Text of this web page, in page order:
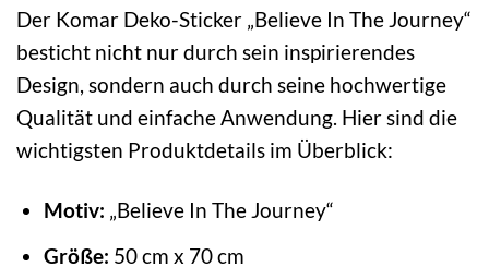
Der Komar Deko-Sticker „Believe In The Journey“
besticht nicht nur durch sein inspirierendes
Design, sondern auch durch seine hochwertige
Qualität und einfache Anwendung. Hier sind die
wichtigsten Produktdetails im Überblick:
Motiv: „Believe In The Journey“
Größe: 50 cm x 70 cm